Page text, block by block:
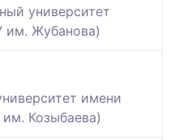
университет
им. Жубанова)
имени
Козыбаева)